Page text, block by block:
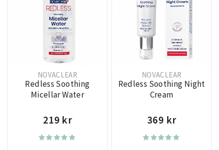
NOVACLEAR
Redless Soothing
Micellar Water
219 kr
NOVACLEAR
Redless Soothing Night
Cream
369 kr